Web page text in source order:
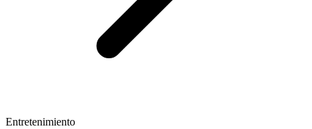
Entretenimiento